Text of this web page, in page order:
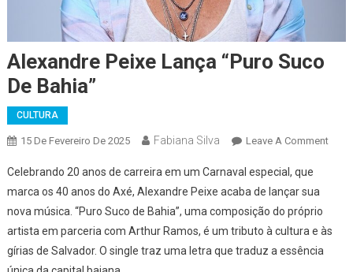
Alexandre Peixe Lança “Puro Suco
De Bahia”
CULTURA
15 De Fevereiro De 2025 Fabiana Silva Leave A CommentOn
Suco
Celebrando 20 anos de carreira em um Carnaval especial, que
marca os 40 anos do Axé, Alexandre Peixe acaba de lançar sua
nova música. “Puro Suco de Bahia”, uma composição do próprio
artista em parceria com Arthur Ramos, é um tributo à cultura e às
gírias de Salvador. O single traz uma letra que traduz a essência